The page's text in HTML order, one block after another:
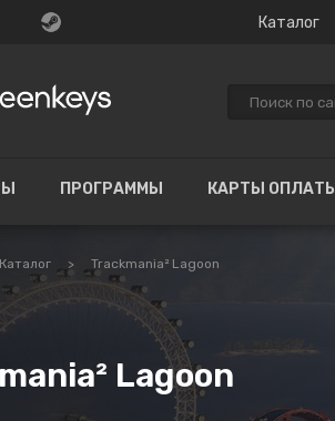
Каталог
ПРОГРАММЫ КАРТЫ ОПЛАТЫ
Каталог > Trackmania² Lagoon
Lagoon